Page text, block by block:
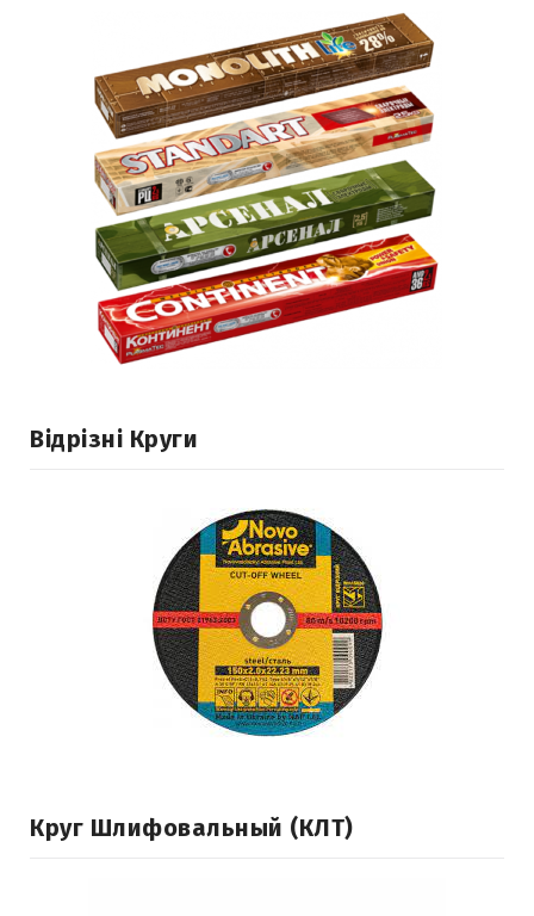
Відрізні Круги
Круг Шлифовальный (КЛТ)